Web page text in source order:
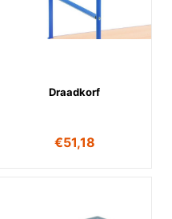
Draadkorf
€51,18